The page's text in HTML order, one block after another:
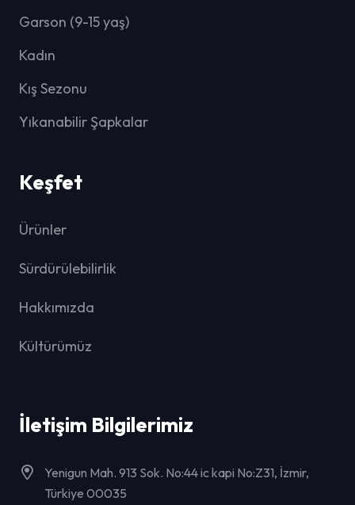
Garson (9-15 yaş)
Kadın
Kış Sezonu
Yıkanabilir Şapkalar
Keşfet
Ürünler
Sürdürülebilirlik
Hakkımızda
Kültürümüz
İletişim Bilgilerimiz
Yenigun Mah. 913 Sok. No:44 ic kapi No:Z31, İzmir,
Türkiye 00035